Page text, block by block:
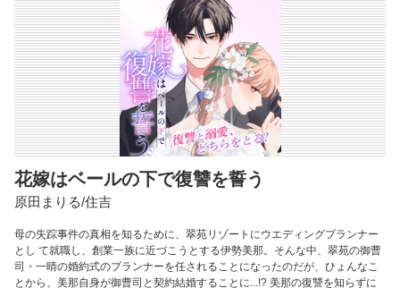
花嫁はベールの下で復讐を誓う
原田まりる/住吉
母の失踪事件の真相を知るために、翠苑リゾートにウエディングプランナー
とし て就職し、創業一族に近づこうとする伊勢美那。そんな中、翠苑の御曹
司・一晴の婚約式のプランナーを任されることになったのだが、ひょんなこ
とから、美那自身が御曹司と契約結婚することに...!? 美那の復讐を知らずに